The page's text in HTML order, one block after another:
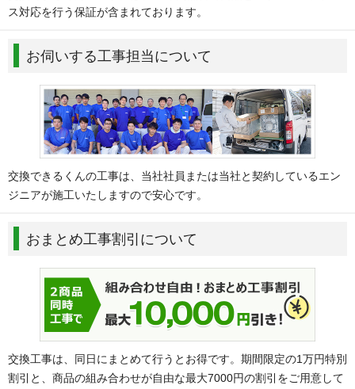
ス対応を行う保証が含まれております。
お伺いする工事担当について
交換できるくんの工事は、当社社員または当社と契約しているエン
ジニアが施工いたしますので安心です。
おまとめ工事割引について
交換工事は、同日にまとめて行うとお得です。期間限定の1万円特別
割引と、商品の組み合わせが自由な最大7000円の割引をご用意して